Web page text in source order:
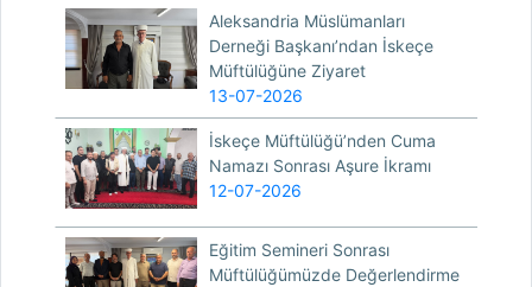
Aleksandria Müslümanları
Derneği Başkanı’ndan İskeçe
Müftülüğüne Ziyaret
13-07-2026
İskeçe Müftülüğü’nden Cuma
Namazı Sonrası Aşure İkramı
12-07-2026
Eğitim Semineri Sonrası
Müftülüğümüzde Değerlendirme